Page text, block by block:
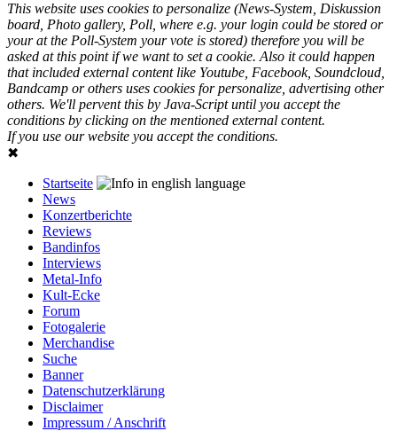
This website uses cookies to personalize (News-System, Diskussion
board, Photo gallery, Poll, where e.g. your login could be stored or
your at the Poll-System your vote is stored) therefore you will be
asked at this point if we want to set a cookie. Also it could happen
that included external content like Youtube, Facebook, Soundcloud,
Bandcamp or others uses cookies for personalize, advertising other
others. We'll pervent this by Java-Script until you accept the
conditions by clicking on the mentioned external content.
If you use our website you accept the conditions.
✖
Startseite
News
Konzertberichte
Reviews
Bandinfos
Interviews
Metal-Info
Kult-Ecke
Forum
Fotogalerie
Merchandise
Suche
Banner
Datenschutzerklärung
Disclaimer
Impressum / Anschrift